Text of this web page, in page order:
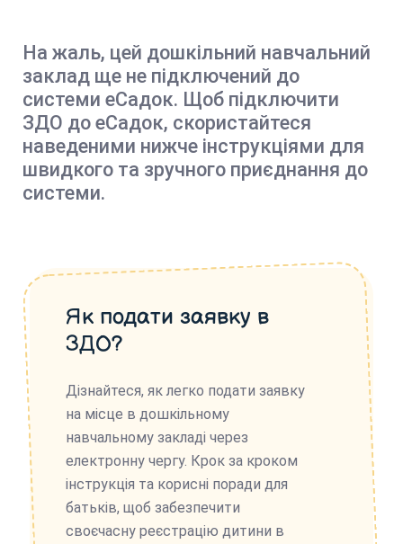
На жаль, цей дошкільний навчальний
заклад ще не підключений до
системи еСадок. Щоб підключити
ЗДО до еСадок, скористайтеся
наведеними нижче інструкціями для
швидкого та зручного приєднання до
системи.
Як подати заявку в
ЗДО?
Дізнайтеся, як легко подати заявку
на місце в дошкільному
навчальному закладі через
електронну чергу. Крок за кроком
інструкція та корисні поради для
батьків, щоб забезпечити
своєчасну реєстрацію дитини в